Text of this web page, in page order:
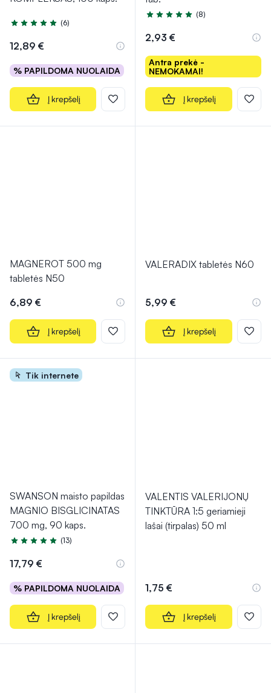
Įvertinimas 5.0 iš 5
(6)
12,89 €
% PAPILDOMA NUOLAIDA
Į krepšelį
Įvertinimas 4.9 iš 5
(8)
2,93 €
Antra prekė -
NEMOKAMAI!
Į krepšelį
MAGNEROT 500 mg
tabletės N50
6,89 €
Į krepšelį
VALERADIX tabletės N60
5,99 €
Į krepšelį
Tik internete
SWANSON maisto papildas
MAGNIO BISGLICINATAS
700 mg, 90 kaps.
Įvertinimas 4.8 iš 5
(13)
17,79 €
% PAPILDOMA NUOLAIDA
Į krepšelį
VALENTIS VALERIJONŲ
TINKTŪRA 1:5 geriamieji
lašai (tirpalas) 50 ml
1,75 €
Į krepšelį